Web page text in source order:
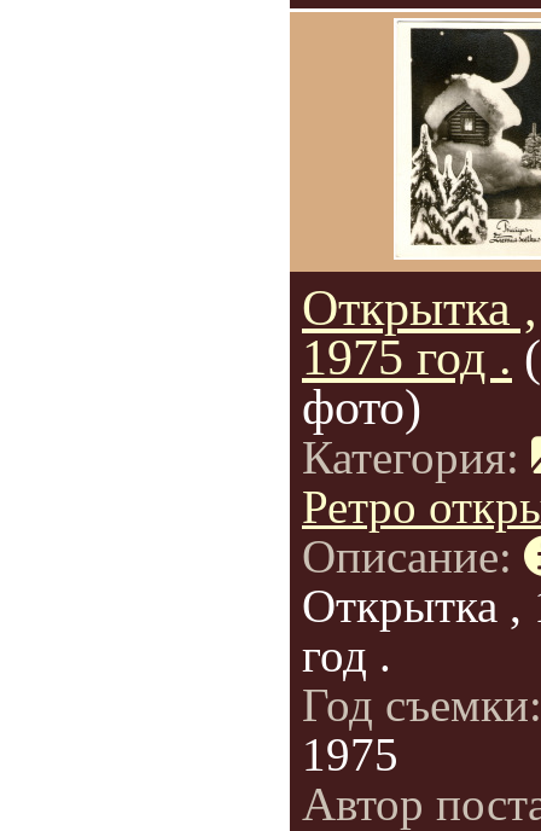
Открытка ,
1975 год .
фото)
Категория:
Ретро
Описание:
Открытка ,
год .
Год
1975
Автор